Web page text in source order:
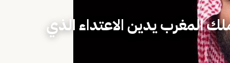
المغرب يدين الاعتداء الذي